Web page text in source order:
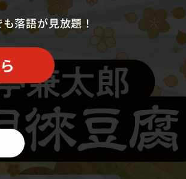
落語が見放題！